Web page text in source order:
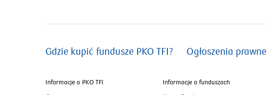
Gdzie kupić fundusze PKO TFI? Ogłoszenia prawne
Informacje o PKO TFI Informacje o funduszach